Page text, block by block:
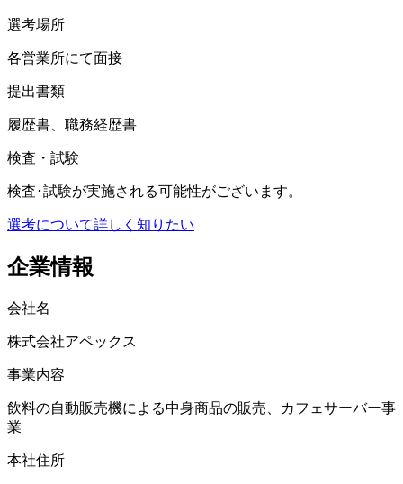
選考場所
各営業所にて面接
提出書類
履歴書、職務経歴書
検査・試験
検査･試験が実施される可能性がございます。
選考について詳しく知りたい
企業情報
会社名
株式会社アペックス
事業内容
飲料の自動販売機による中身商品の販売、カフェサーバー事
業
本社住所